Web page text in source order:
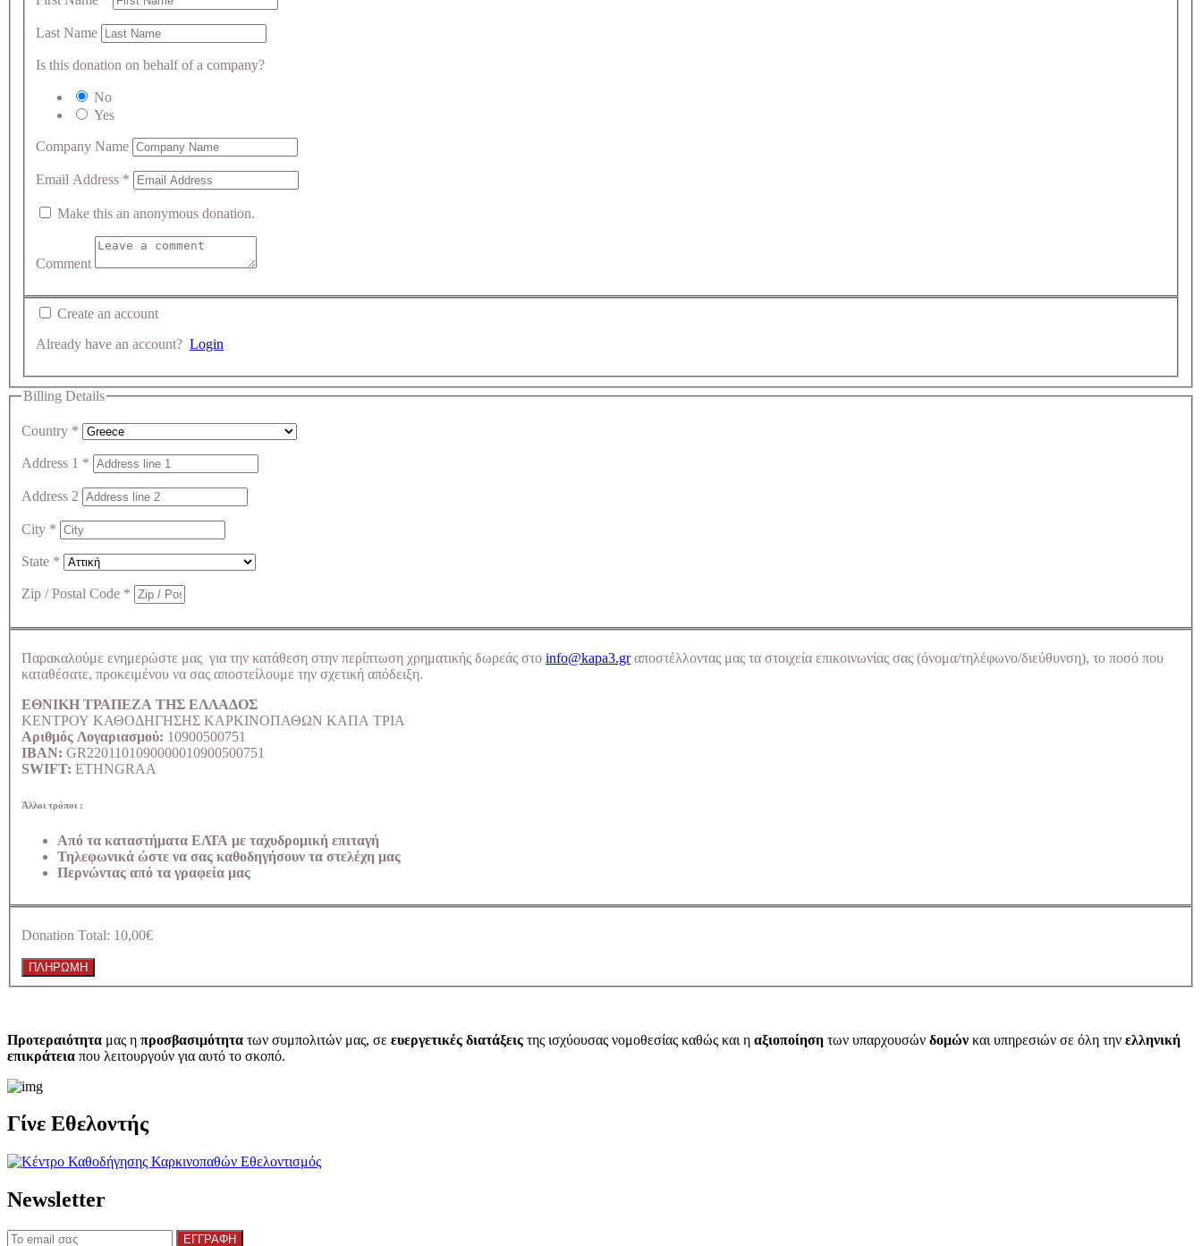
Last Name
Is this donation on behalf of a company?
No
Yes
Company Name
Email Address *
Make this an anonymous donation.
Comment
Create an account
Already have an account? Login
Billing Details
Country *
Address 1 *
Address 2
City *
State *
Zip / Postal Code *
Παρακαλούμε ενημερώστε μας για την κατάθεση στην περίπτωση χρηματικής δωρεάς στο info@kapa3.grαποστέλλοντας μας τα στοιχεία επικοινωνίας σας (όνομα/τηλέφωνο/διεύθυνση), το ποσό που
καταθέσατε, προκειμένου να σας αποστείλουμε την σχετική απόδειξη.
ΕΘΝΙΚΗ ΤΡΑΠΕΖΑ ΤΗΣ ΕΛΛΑΔΟΣ
ΚΕΝΤΡΟΥ ΚΑΘΟΔΗΓΗΣΗΣ ΚΑΡΚΙΝΟΠΑΘΩΝ ΚΑΠΑ ΤΡΙΑ
Αριθμός Λογαριασμού: 10900500751
IBAN: GR2201101090000010900500751
SWIFT: ETHNGRAA
Άλλοι τρόποι :
Από τα καταστήματα ΕΛΤΑ με ταχυδρομική επιταγή
Τηλεφωνικά ώστε να σας καθοδηγήσουν τα στελέχη μας
Περνώντας από τα γραφεία μας
Donation Total: 10,00€
Προτεραιότητα μας η προσβασιμότητα των συμπολιτών μας, σε ευεργετικές διατάξεις της ισχύουσας νομοθεσίας καθώς και η αξιοποίηση των υπαρχουσών δομών και υπηρεσιών σε όλη την ελληνική
επικράτεια που λειτουργούν για αυτό το σκοπό.​
Γίνε Εθελοντής
Newsletter